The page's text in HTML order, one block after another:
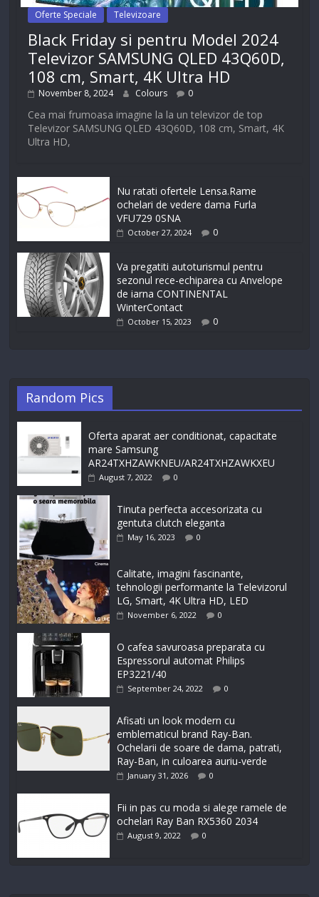
Oferte Speciale Televizoare
Black Friday si pentru Model 2024
Televizor SAMSUNG QLED 43Q60D,
108 cm, Smart, 4K Ultra HD
November 8, 2024 Colours 0
Cea mai frumoasa imagine la la un televizor de top
Televizor SAMSUNG QLED 43Q60D, 108 cm, Smart, 4K
Ultra HD,
Nu ratati ofertele Lensa.Rame
ochelari de vedere dama Furla
VFU729 0SNA
October 27, 2024 0
Va pregatiti autoturismul pentru
sezonul rece-echiparea cu Anvelope
de iarna CONTINENTAL
WinterContact
October 15, 2023 0
Random Pics
Oferta aparat aer conditionat, capacitate
mare Samsung
AR24TXHZAWKNEU/AR24TXHZAWKXEU
August 7, 2022 0
Tinuta perfecta accesorizata cu
gentuta clutch eleganta
May 16, 2023 0
Calitate, imagini fascinante,
tehnologii performante la Televizorul
LG, Smart, 4K Ultra HD, LED
November 6, 2022 0
O cafea savuroasa preparata cu
Espressorul automat Philips
EP3221/40
September 24, 2022 0
Afisati un look modern cu
emblematicul brand Ray-Ban.
Ochelarii de soare de dama, patrati,
Ray-Ban, in culoarea auriu-verde
January 31, 2026 0
Fii in pas cu moda si alege ramele de
ochelari Ray Ban RX5360 2034
August 9, 2022 0